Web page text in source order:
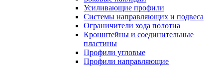
Усиливающие профили
Системы направляющих и подвеса
Ограничители хода полотна
Кронштейны и соединительные
пластины
Профили угловые
Профили направляющие